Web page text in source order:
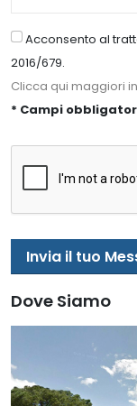
Acconsento al
2016/679.
Clicca qui maggiori
* Campi
Dove Siamo